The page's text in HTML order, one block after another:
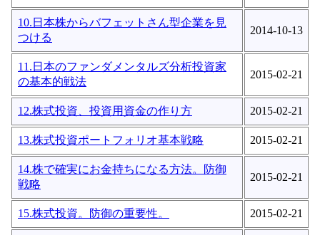
10.日本株からバフェットさん型企業を見
つける
2014-10-13
11.日本のファンダメンタルズ分析投資家
の基本的戦法
2015-02-21
12.株式投資、投資用資金の作り方 2015-02-21
13.株式投資ポートフォリオ基本戦略 2015-02-21
14.株で確実にお金持ちになる方法。防御
戦略
2015-02-21
15.株式投資。防御の重要性。 2015-02-21